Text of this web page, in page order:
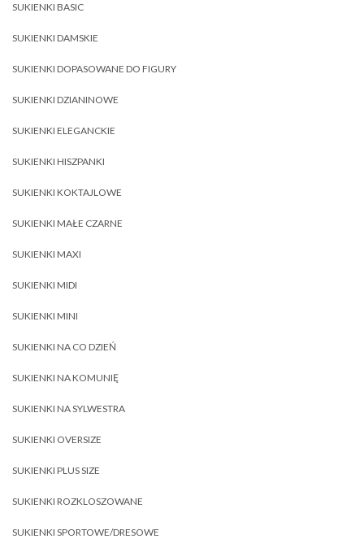
SUKIENKI BASIC
SUKIENKI DAMSKIE
SUKIENKI DOPASOWANE DO FIGURY
SUKIENKI DZIANINOWE
SUKIENKI ELEGANCKIE
SUKIENKI HISZPANKI
SUKIENKI KOKTAJLOWE
SUKIENKI MAŁE CZARNE
SUKIENKI MAXI
SUKIENKI MIDI
SUKIENKI MINI
SUKIENKI NA CO DZIEŃ
SUKIENKI NA KOMUNIĘ
SUKIENKI NA SYLWESTRA
SUKIENKI OVERSIZE
SUKIENKI PLUS SIZE
SUKIENKI ROZKLOSZOWANE
SUKIENKI SPORTOWE/DRESOWE